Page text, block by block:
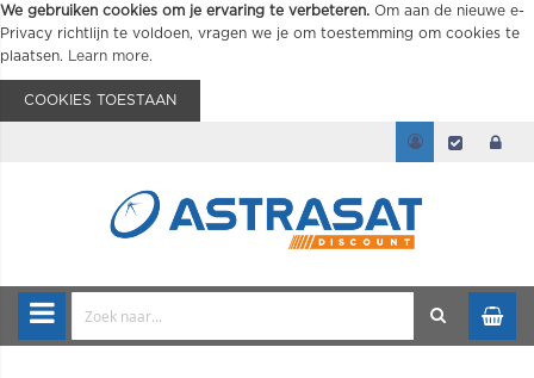
We gebruiken cookies om je ervaring te verbeteren. Om aan de nieuwe e-
Privacy richtlijn te voldoen, vragen we je om toestemming om cookies te
plaatsen.
Learn more.
COOKIES TOESTAAN